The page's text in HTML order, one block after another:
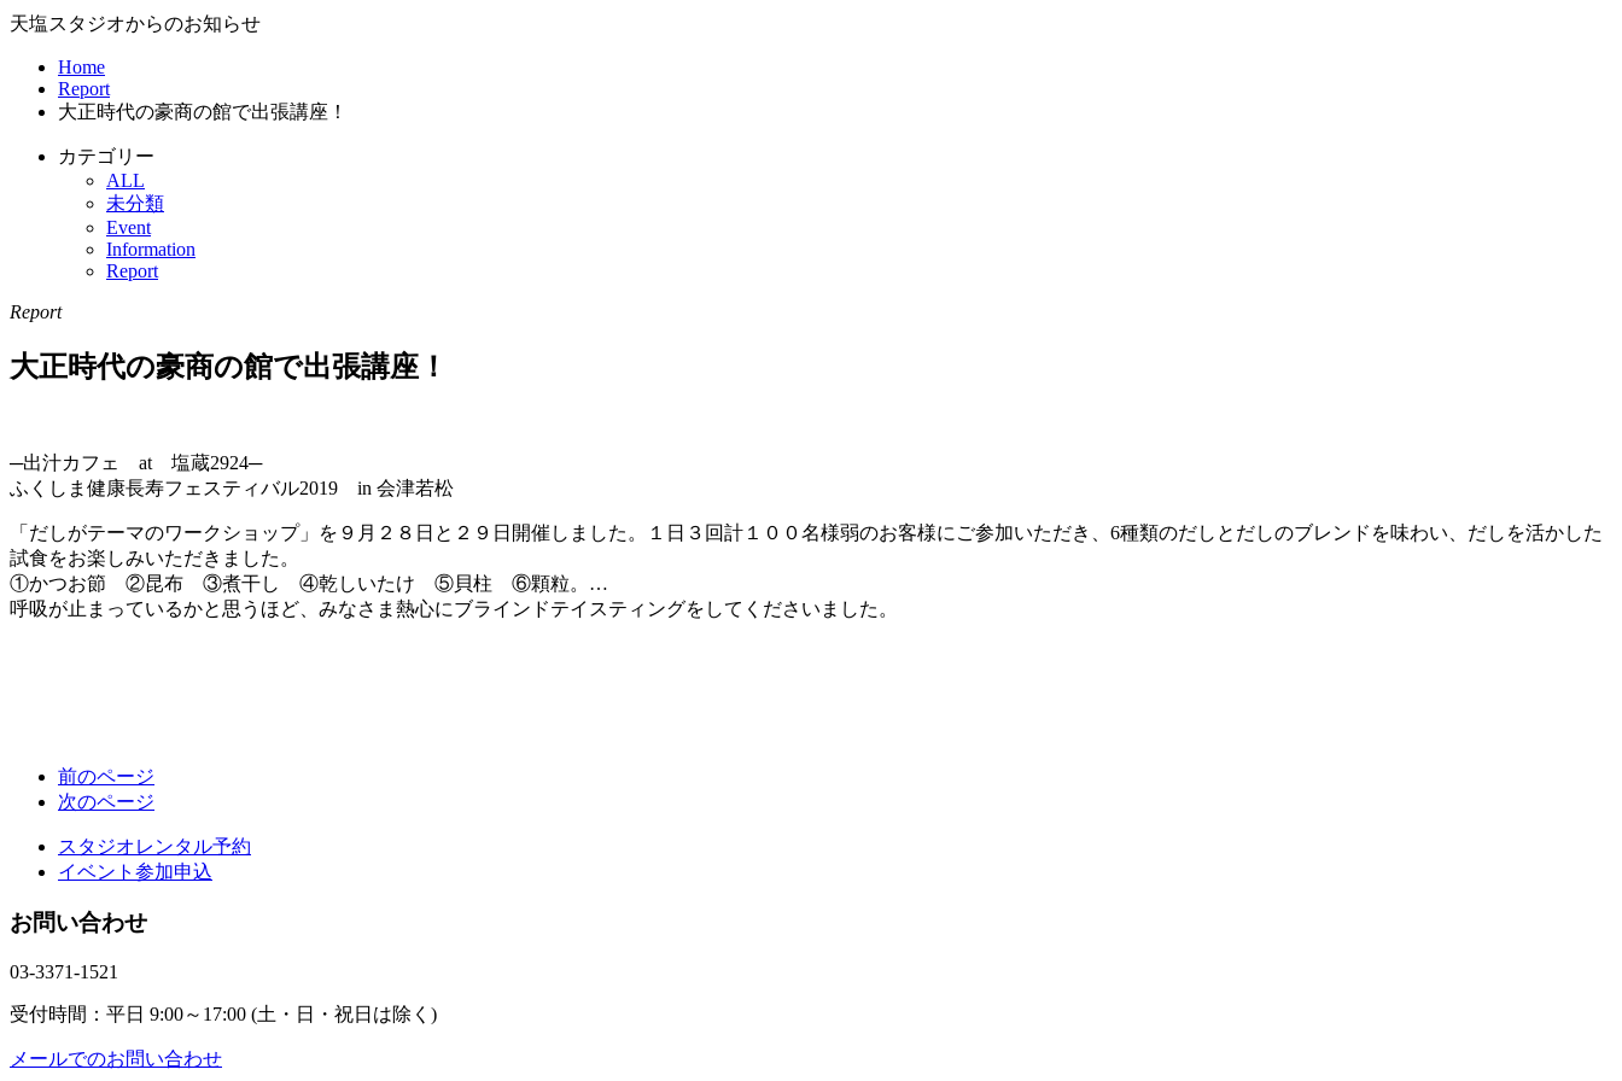
天塩スタジオからのお知らせ
Home
Report
大正時代の豪商の館で出張講座！
カテゴリー
ALL
未分類
Event
Information
Report
Report
大正時代の豪商の館で出張講座！
─出汁カフェ at 塩蔵2924─
ふくしま健康長寿フェスティバル2019 in 会津若松
「だしがテーマのワークショップ」を９月２８日と２９日開催しました。１日３回計１００名様弱のお客様にご参加いただき、6種類のだしとだしのブレンドを味わい、だしを活かした
試食をお楽しみいただきました。
①かつお節 ②昆布 ③煮干し ④乾しいたけ ⑤貝柱 ⑥顆粒。 …
呼吸が止まっているかと思うほど、みなさま熱心にブラインドテイスティングをしてくださいました。
前のページ
次のページ
スタジオレンタル予約
イベント参加申込
お問い合わせ
03-3371-1521
受付時間：平日 9:00～17:00 (土・日・祝日は除く)
メールでのお問い合わせ